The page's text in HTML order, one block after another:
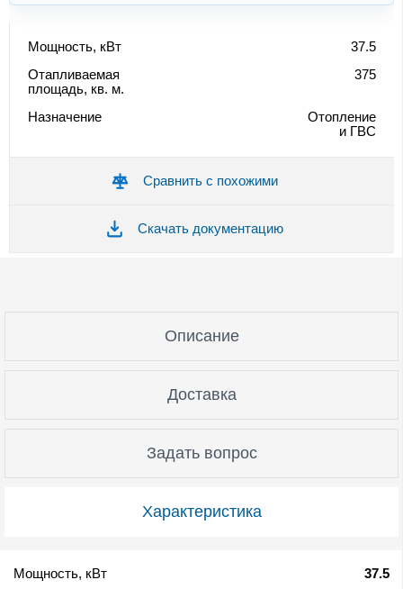
Мощность, кВт
37.5
Отапливаемая
площадь, кв. м.
375
Назначение
Отопление
и ГВС
Сравнить с похожими
Скачать документацию
Характеристика
Описание
Доставка
Задать вопрос
Мощность, кВт 37.5